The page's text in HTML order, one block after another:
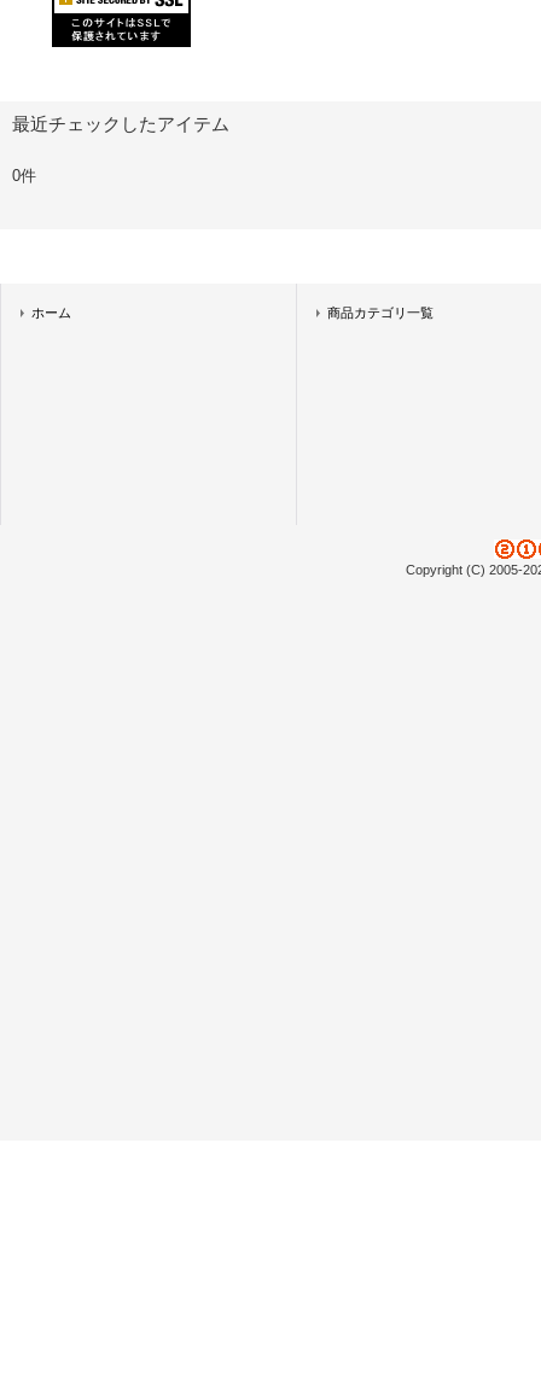
最近チェックしたアイテム
0件
ホーム 商品カテゴリ一覧
Copyright (C) 2005-